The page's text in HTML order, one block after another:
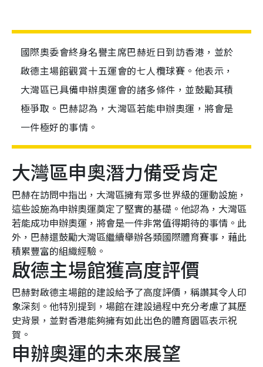
國際奧委會終身名譽主席巴赫近日到訪香港，並於
啟德主場館觀賞十五運會的七人欖球賽。他表示，
大灣區已具備申辦奧運會的諸多條件，並鼓勵其積
極爭取。巴赫認為，大灣區若能申辦奧運，將會是
一件極好的事情。
大灣區申奧潛力備受肯定
巴赫在訪問中指出，大灣區擁有眾多世界級的運動設施，
這些設施為申辦奧運奠定了堅實的基礎。他認為，大灣區
若能成功申辦奧運，將會是一件非常值得期待的事情。此
外，巴赫還鼓勵大灣區繼續舉辦各類國際體育賽事，藉此
積累豐富的組織經驗。
啟德主場館獲高度評價
巴赫對啟德主場館的建設給予了高度評價，稱讚其令人印
象深刻。他特別提到，場館在建設過程中充分考慮了其歷
史背景，並對香港能夠擁有如此出色的體育園區表示祝
賀。
申辦奧運的未來展望